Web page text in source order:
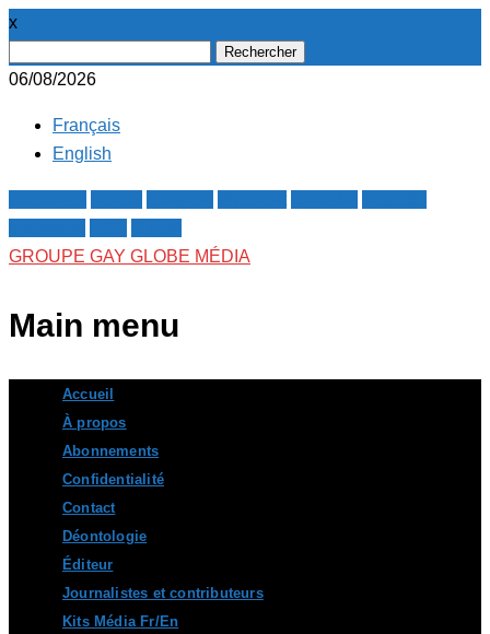
x
06/08/2026
Français
English
GROUPE GAY GLOBE MÉDIA
Main menu
content
Accueil
À propos
Abonnements
Confidentialité
Contact
Déontologie
Éditeur
Journalistes et contributeurs
Kits Média Fr/En